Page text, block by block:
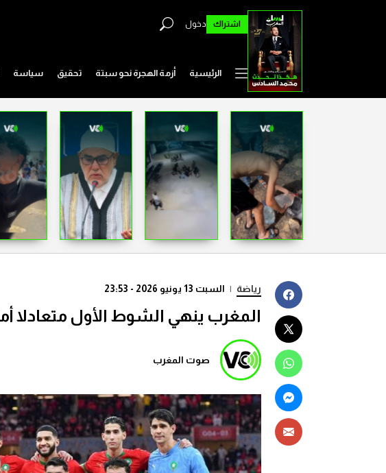
اشتراك دخول
الرئيسية أزمة الهجرة نحو سبتة تحقيق سياسة
رياضة | السبت 13 يونيو 2026 - 23:53
المغرب ينهي الشوط الأول متعادلا
صوت المغرب